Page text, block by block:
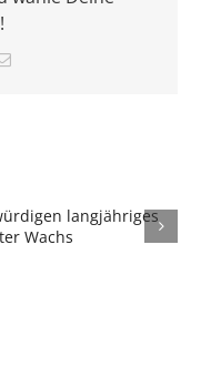
E-
WÄHLER wollen
, ASP-Such- und